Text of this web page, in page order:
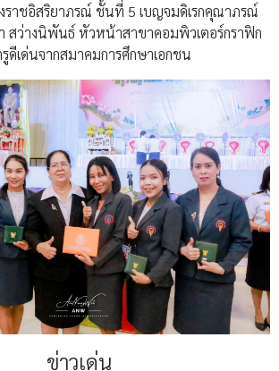
งราชอิสริยาภรณ์ ชั้นที่ 5 เบญจมดิเรกคุณาภรณ์
สว่างนิพันธ์ หัวหน้าสาขาคอมพิวเตอร์กราฟิก
ดีเด่นจากสมาคมการศึกษาเอกชน
ข่าวเด่น